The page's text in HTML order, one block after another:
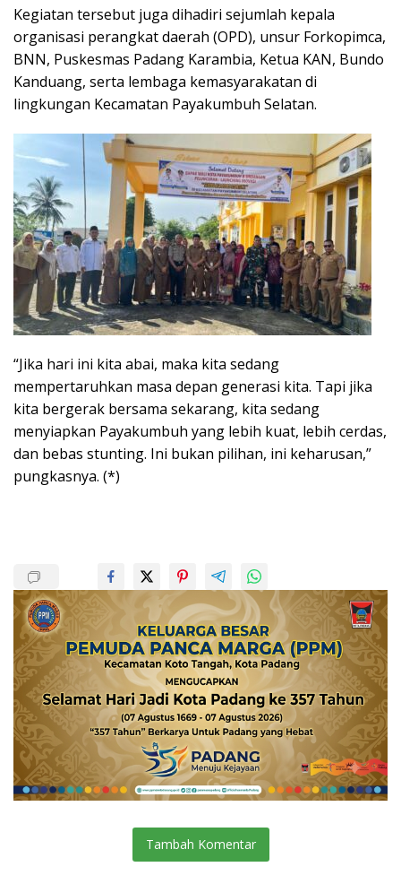
Kegiatan tersebut juga dihadiri sejumlah kepala
organisasi perangkat daerah (OPD), unsur Forkopimca,
BNN, Puskesmas Padang Karambia, Ketua KAN, Bundo
Kanduang, serta lembaga kemasyarakatan di
lingkungan Kecamatan Payakumbuh Selatan.
“Jika hari ini kita abai, maka kita sedang
mempertaruhkan masa depan generasi kita. Tapi jika
kita bergerak bersama sekarang, kita sedang
menyiapkan Payakumbuh yang lebih kuat, lebih cerdas,
dan bebas stunting. Ini bukan pilihan, ini keharusan,”
pungkasnya. (*)
Tambah Komentar